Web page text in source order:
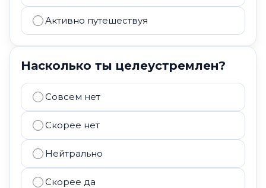
Активно путешествуя
Насколько ты целеустремлен?
Совсем нет
Скорее нет
Нейтрально
Скорее да